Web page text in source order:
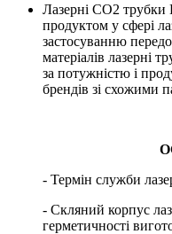
Лазерні CO2 трубки
продуктом у сфері
застосуванню
матеріалів лазерні
за потужністю і
брендів зі схожими
- Термін служби
- Скляний корпус
герметичності